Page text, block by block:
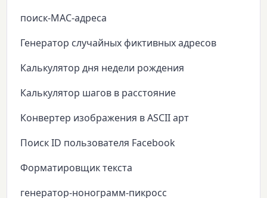
поиск-MAC-адреса
Генератор случайных фиктивных адресов
Калькулятор дня недели рождения
Калькулятор шагов в расстояние
Конвертер изображения в ASCII арт
Поиск ID пользователя Facebook
Форматировщик текста
генератор-нонограмм-пикросс